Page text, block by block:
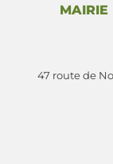
MAIRIE
47 route de